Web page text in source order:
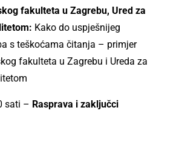
fakulteta u Zagrebu, Ured za
Kako do uspješnijeg
s teškoćama čitanja – primjer
fakulteta u Zagrebu i Ureda za
sati – Rasprava i zaključci